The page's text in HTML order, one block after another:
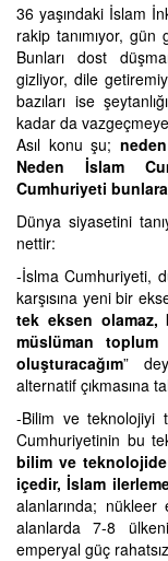
36 yaşındaki İslam
rakip tanımıyor,
Bunları dost
gizliyor, dile
bazıları ise
kadar da
Asıl konu şu;
Neden İslam
Cumhuriyeti
Dünya siyasetini
nettir:
-İslma Cumhuriyeti,
karşısına yeni bir
tek eksen olamaz,
müslüman
oluşturacağım”
alternatif çıkmasına
-Bilim ve teknolojiyi
Cumhuriyetinin bu
bilim ve
içedir, İslam
alanlarında;
alanlarda 7-8
emperyal güç